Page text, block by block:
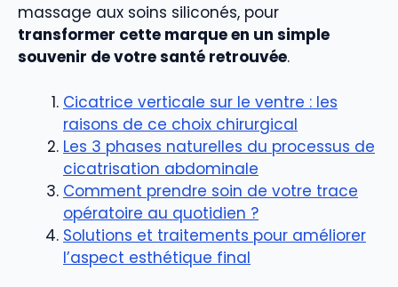
massage aux soins siliconés, pour
transformer cette marque en un simple
souvenir de votre santé retrouvée.
Cicatrice verticale sur le ventre : les
raisons de ce choix chirurgical
Les 3 phases naturelles du processus de
cicatrisation abdominale
Comment prendre soin de votre trace
opératoire au quotidien ?
Solutions et traitements pour améliorer
l’aspect esthétique final